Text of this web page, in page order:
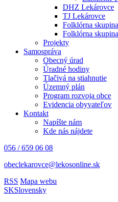
DHZ Lekárovce
TJ Lekárovce
Folklórna
Folklórna
Projekty
Samospráva
Obecný úrad
Úradné hodiny
Tlačivá na stiahnutie
Územný plán
Program rozvoja obce
Evidencia obyvateľov
Kontakt
Napíšte nám
Kde nás nájdete
056 / 659 06 08
obeclekarovce@lekosonline.sk
RSS Mapa webu
SKSlovensky